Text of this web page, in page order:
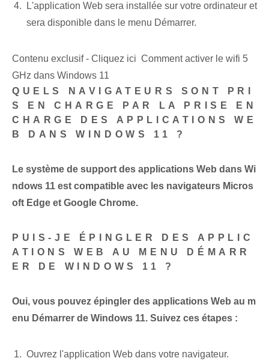
L'application Web sera installée sur votre ordinateur et
sera disponible dans le menu Démarrer.
Contenu exclusif - Cliquez ici Comment activer le wifi 5
GHz dans Windows 11
QUELS NAVIGATEURS SONT PRI
S EN CHARGE PAR LA PRISE EN
CHARGE DES APPLICATIONS WE
B DANS WINDOWS 11 ?
Le système de support des applications Web dans Wi
ndows 11 est compatible avec les navigateurs Micros
oft Edge et Google Chrome.
PUIS-JE ÉPINGLER DES APPLIC
ATIONS WEB AU MENU DÉMARR
ER DE WINDOWS 11 ?
Oui, vous pouvez épingler des applications Web au m
enu Démarrer de Windows 11. Suivez ces étapes :
Ouvrez l'application Web dans votre navigateur.